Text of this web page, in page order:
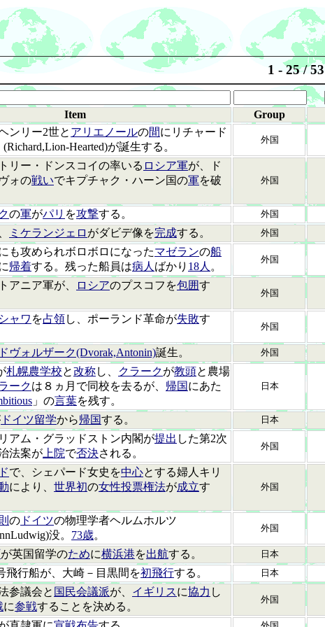
1 - 25 / 53
Item Group
ンリー2世と アリエノールの間にリチャード
Hearted)が誕生する。
外国
リー・ドンスコイの率いる ロシア軍が、ド
ォの戦いでキプチャク・ハーン国の軍を破
外国
の軍がパリ を攻撃する。 外国
ミケランジェロ がダビデ像を完成する。 外国
も攻められボロボロになったマゼランの船
帰着する。残った船員は病人 ばかり 18人 。
外国
アニア軍が、 ロシアのプスコフを包囲す
外国
ャワ を占領し、ポーランド革命が失敗す
外国
ヴォルザーク(Dvorak,Antonin)誕生。 外国
札幌農学校と改称し、 クラークが教頭と農場
ークは８ヵ月で同校を去るが、 帰国にあた
」の言葉を残す。
日本
ドイツ留学から帰国する。 日本
アム・グラッドストン内閣が提出 した第2次
法案が 上院で否決される。
外国
で、シェパード女史を中心とする婦人キリ
により、 世界初の女性投票権法が成立す
外国
の ドイツの物理学者ヘルムホルツ
没。 73歳。
外国
が英国留学のために横浜港を出航する。 日本
飛行船が、大崎－目黒間を初飛行する。 日本
参議会と 国民会議派が、 イギリスに協力 し
に参戦することを決める。
外国